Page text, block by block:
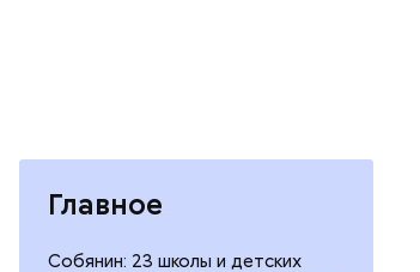
Главное
Собянин: 23 школы и детских